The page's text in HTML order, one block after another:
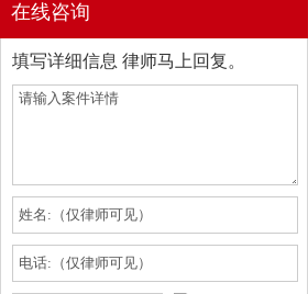
在线咨询
填写详细信息 律师马上回复。